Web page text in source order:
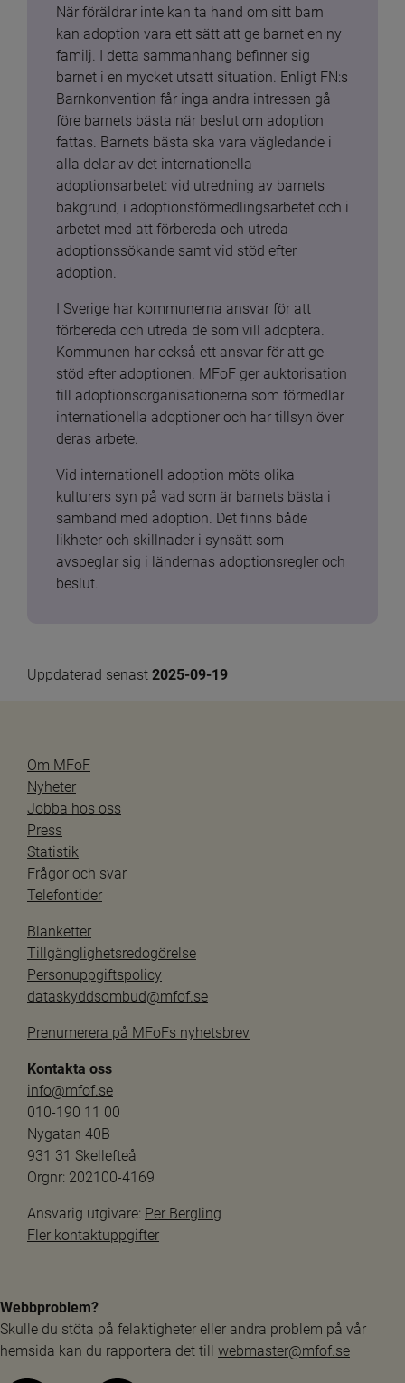
När föräldrar inte kan ta hand om sitt barn
kan adoption vara ett sätt att ge barnet en ny
familj. I detta sammanhang befinner sig
barnet i en mycket utsatt situation. Enligt FN:s
Barnkonvention får inga andra intressen gå
före barnets bästa när beslut om adoption
fattas. Barnets bästa ska vara vägledande i
alla delar av det internationella
adoptionsarbetet: vid utredning av barnets
bakgrund, i adoptionsförmedlingsarbetet och i
arbetet med att förbereda och utreda
adoptionssökande samt vid stöd efter
adoption.
I Sverige har kommunerna ansvar för att
förbereda och utreda de som vill adoptera.
Kommunen har också ett ansvar för att ge
stöd efter adoptionen. MFoF ger auktorisation
till adoptionsorganisationerna som förmedlar
internationella adoptioner och har tillsyn över
deras arbete.
Vid internationell adoption möts olika
kulturers syn på vad som är barnets bästa i
samband med adoption. Det finns både
likheter och skillnader i synsätt som
avspeglar sig i ländernas adoptionsregler och
beslut.
Uppdaterad senast 2025-09-19
Om MFoF
Nyheter
Jobba hos oss
Press
Statistik
Frågor och svar
Telefontider
Blanketter
Tillgänglighetsredogörelse
Personuppgiftspolicy
dataskyddsombud@mfof.se
Prenumerera på MFoFs nyhetsbrev
Kontakta oss
info@mfof.se
010-190 11 00
Nygatan 40B
931 31 Skellefteå
Orgnr: 202100-4169
Ansvarig utgivare: Per Bergling
Fler kontaktuppgifter
Webbproblem?
Skulle du stöta på felaktigheter eller andra problem på vår
hemsida kan du rapportera det till webmaster@mfof.se